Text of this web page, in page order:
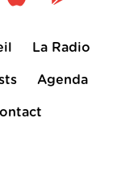
La Radio
Agenda